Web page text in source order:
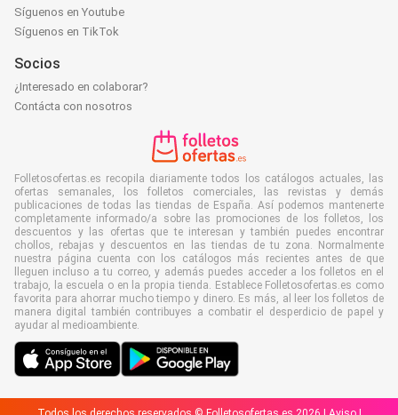
Síguenos en Youtube
Síguenos en TikTok
Socios
¿Interesado en colaborar?
Contácta con nosotros
Folletosofertas.es recopila diariamente todos los catálogos actuales, las
ofertas semanales, los folletos comerciales, las revistas y demás
publicaciones de todas las tiendas de España. Así podemos mantenerte
completamente informado/a sobre las promociones de los folletos, los
descuentos y las ofertas que te interesan y también puedes encontrar
chollos, rebajas y descuentos en las tiendas de tu zona. Normalmente
nuestra página cuenta con los catálogos más recientes antes de que
lleguen incluso a tu correo, y además puedes acceder a los folletos en el
trabajo, la escuela o en la propia tienda. Establece Folletosofertas.es como
favorita para ahorrar mucho tiempo y dinero. Es más, al leer los folletos de
manera digital también contribuyes a combatir el desperdicio de papel y
ayudar al medioambiente.